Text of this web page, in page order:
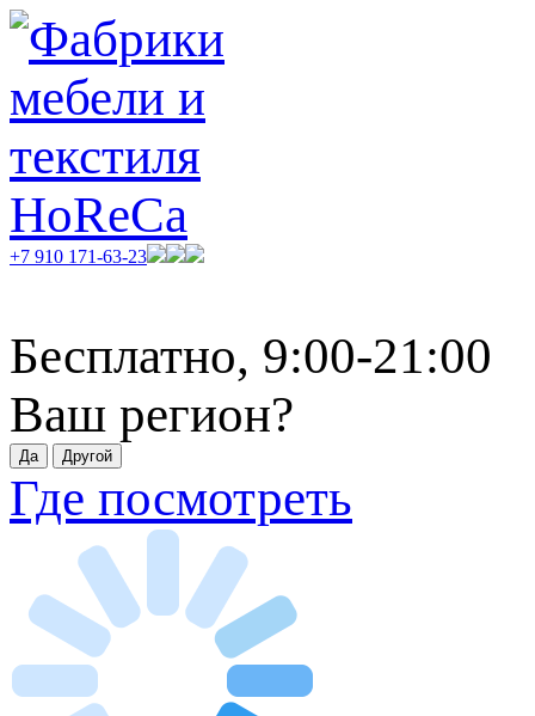
+7 910 171-63-23
Бесплатно, 9:00-21:00
Ваш регион?
Где посмотреть